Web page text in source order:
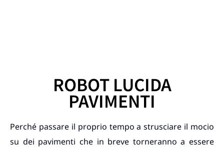
ROBOT LUCIDA
PAVIMENTI
Perché passare il proprio tempo a strusciare il mocio
su dei pavimenti che in breve torneranno a essere